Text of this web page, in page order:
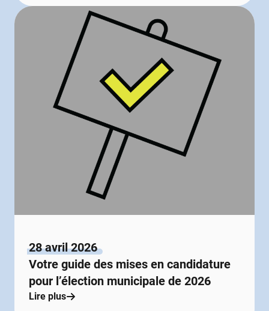
28 avril 2026
Votre guide des mises en candidature
pour l’élection municipale de 2026
Lire plus